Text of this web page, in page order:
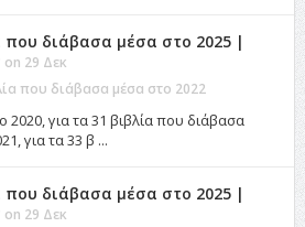
που διάβασα μέσα στο 2025 |
on 29 Δεκ
που διάβασα μέσα στο 2022
για τα 31 βιβλία που διάβασα
για τα 33 β ...
που διάβασα μέσα στο 2025 |
on 29 Δεκ